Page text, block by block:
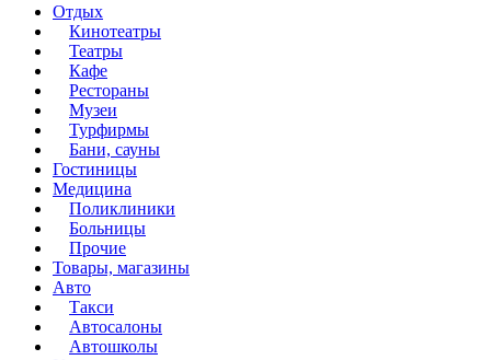
Отдых
Кинотеатры
Театры
Кафе
Рестораны
Музеи
Турфирмы
Бани, сауны
Гостиницы
Медицина
Поликлиники
Больницы
Прочие
Товары, магазины
Авто
Такси
Автосалоны
Автошколы